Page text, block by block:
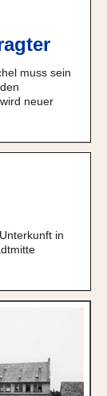
muss sein
neuer
in